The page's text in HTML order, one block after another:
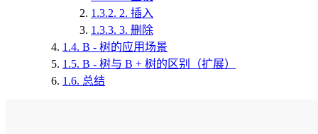
1.3.2. 2. 插入
1.3.3. 3. 删除
1.4. B - 树的应用场景
1.5. B - 树与 B + 树的区别（扩展）
1.6. 总结